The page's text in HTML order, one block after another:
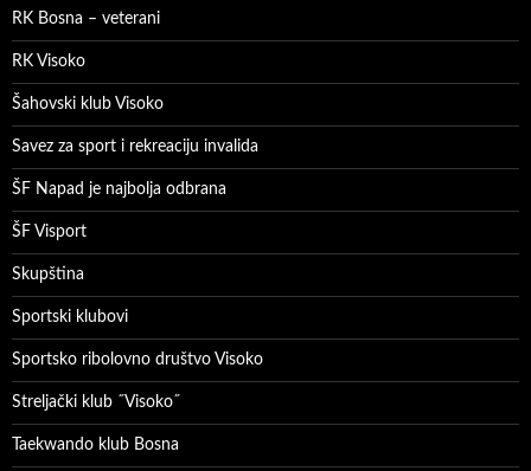
RK Bosna – veterani
RK Visoko
Šahovski klub Visoko
Savez za sport i rekreaciju invalida
ŠF Napad je najbolja odbrana
ŠF Visport
Skupština
Sportski klubovi
Sportsko ribolovno društvo Visoko
Streljački klub ˝Visoko˝
Taekwando klub Bosna